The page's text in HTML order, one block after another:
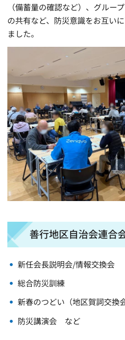
（備蓄量の確認など）、グルー
の共有など、防災意識をお互い
ました。
善行地区自治会連合
新任会長説明会/情報交換会
総合防災訓練
新春のつどい（地区賀詞交換会
防災講演会 など